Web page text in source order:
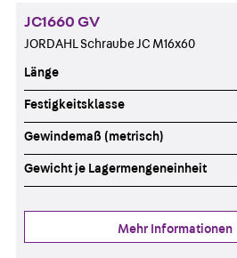
JC1660 GV
JORDAHL Schraube JC M16x60
Länge
Festigkeitsklasse
Gewindemaß (metrisch)
Gewicht je Lagermengeneinheit
Mehr Informationen